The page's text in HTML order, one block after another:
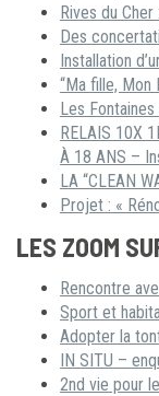
Rives du
Des
Installation
“Ma fille, Mon
Les
RELAIS 10X
À 18 ANS –
LA “CLEAN
Projet : «
LES ZOOM
Rencontre
Sport et
Adopter la
IN SITU –
2nd vie pour